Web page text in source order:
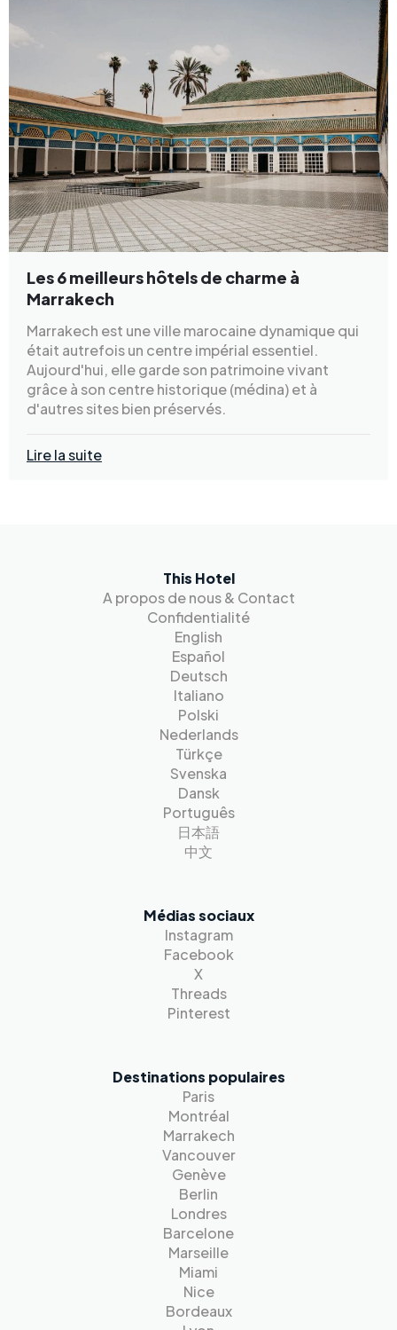
Les 6 meilleurs hôtels de charme à
Marrakech
Marrakech est une ville marocaine dynamique qui
était autrefois un centre impérial essentiel.
Aujourd'hui, elle garde son patrimoine vivant
grâce à son centre historique (médina) et à
d'autres sites bien préservés.
Lire la suite
This Hotel
A propos de nous & Contact
Confidentialité
English
Español
Deutsch
Italiano
Polski
Nederlands
Türkçe
Svenska
Dansk
Português
日本語
中文
Médias sociaux
Instagram
Facebook
X
Threads
Pinterest
Destinations populaires
Paris
Montréal
Marrakech
Vancouver
Genève
Berlin
Londres
Barcelone
Marseille
Miami
Nice
Bordeaux